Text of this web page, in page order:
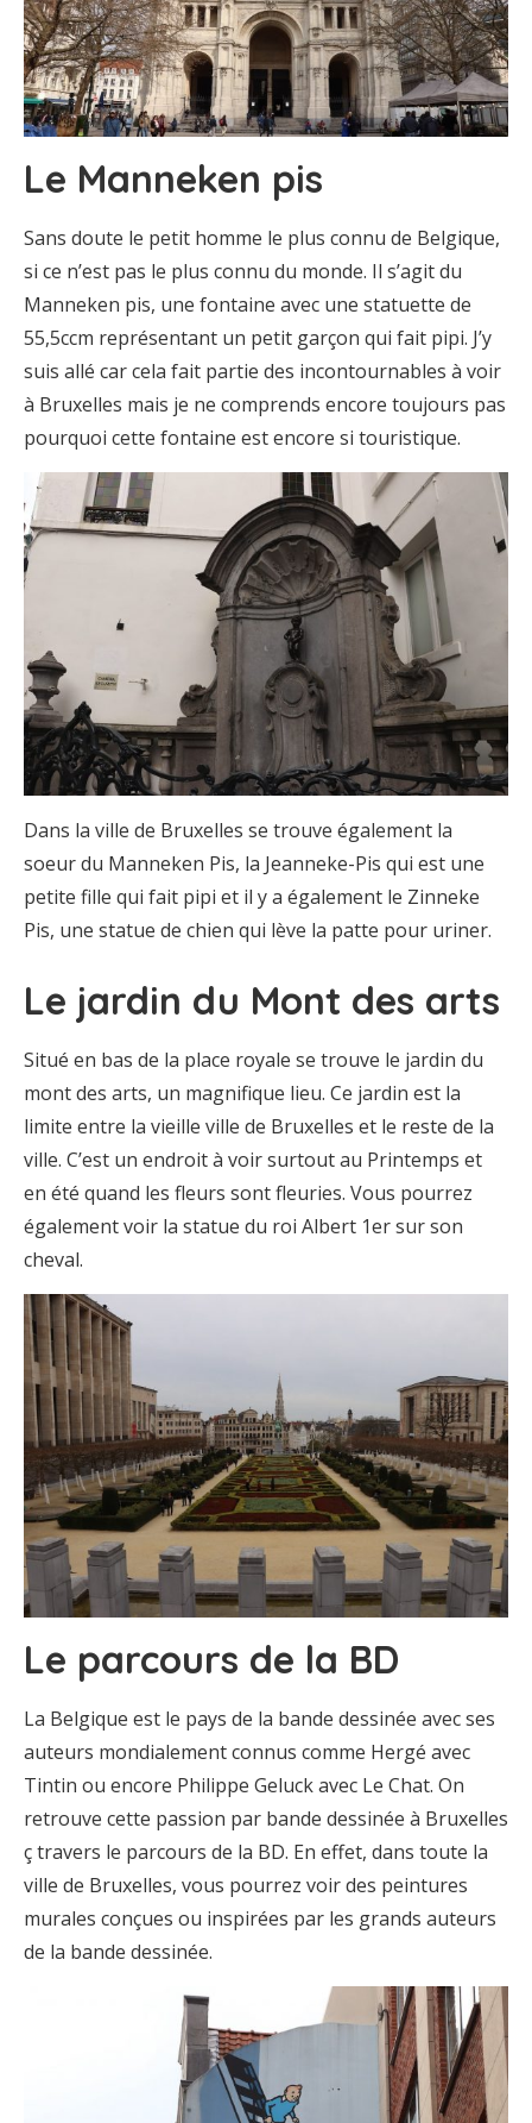
Le Manneken pis
Sans doute le petit homme le plus connu de Belgique,
si ce n’est pas le plus connu du monde. Il s’agit du
Manneken pis, une fontaine avec une statuette de
55,5ccm représentant un petit garçon qui fait pipi. J’y
suis allé car cela fait partie des incontournables à voir
à Bruxelles mais je ne comprends encore toujours pas
pourquoi cette fontaine est encore si touristique.
Dans la ville de Bruxelles se trouve également la
soeur du Manneken Pis, la Jeanneke-Pis qui est une
petite fille qui fait pipi et il y a également le Zinneke
Pis, une statue de chien qui lève la patte pour uriner.
Le jardin du Mont des arts
Situé en bas de la place royale se trouve le jardin du
mont des arts, un magnifique lieu. Ce jardin est la
limite entre la vieille ville de Bruxelles et le reste de la
ville. C’est un endroit à voir surtout au Printemps et
en été quand les fleurs sont fleuries. Vous pourrez
également voir la statue du roi Albert 1er sur son
cheval.
Le parcours de la BD
La Belgique est le pays de la bande dessinée avec ses
auteurs mondialement connus comme Hergé avec
Tintin ou encore Philippe Geluck avec Le Chat. On
retrouve cette passion par bande dessinée à Bruxelles
ç travers le parcours de la BD. En effet, dans toute la
ville de Bruxelles, vous pourrez voir des peintures
murales conçues ou inspirées par les grands auteurs
de la bande dessinée.